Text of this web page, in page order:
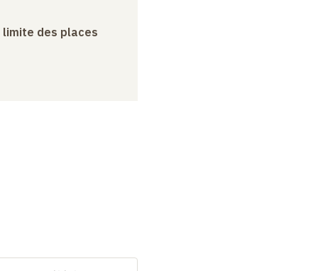
limite des places